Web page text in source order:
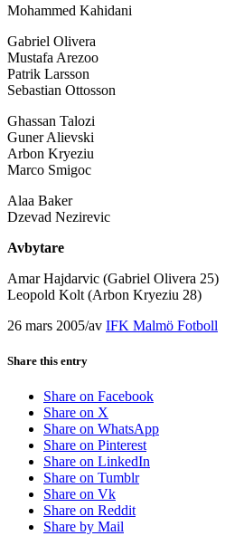
Mohammed Kahidani
Gabriel Olivera
Mustafa Arezoo
Patrik Larsson
Sebastian Ottosson
Ghassan Talozi
Guner Alievski
Arbon Kryeziu
Marco Smigoc
Alaa Baker
Dzevad Nezirevic
Avbytare
Amar Hajdarvic (Gabriel Olivera 25)
Leopold Kolt (Arbon Kryeziu 28)
26 mars 2005/av IFK Malmö Fotboll
Share this entry
Share on Facebook
Share on X
Share on WhatsApp
Share on Pinterest
Share on LinkedIn
Share on Tumblr
Share on Vk
Share on Reddit
Share by Mail